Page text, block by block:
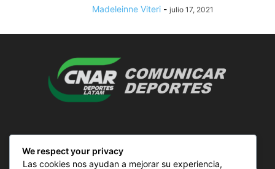
Madeleinne Viteri - julio 17, 2021
We respect your privacy
Las cookies nos ayudan a mejorar su experiencia,